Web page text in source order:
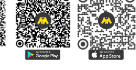
электронной почте